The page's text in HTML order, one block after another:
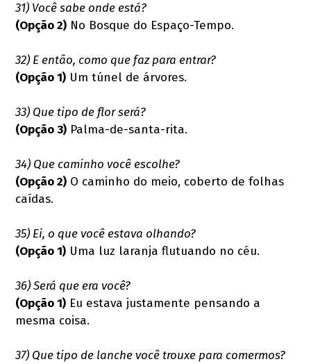
31) Você sabe onde está?
(Opção 2) No Bosque do Espaço-Tempo.
32) E então, como que faz para entrar?
(Opção 1) Um túnel de árvores.
33) Que tipo de flor será?
(Opção 3) Palma-de-santa-rita.
34) Que caminho você escolhe?
(Opção 2) O caminho do meio, coberto de folhas
caídas.
35) Ei, o que você estava olhando?
(Opção 1) Uma luz laranja flutuando no céu.
36) Será que era você?
(Opção 1) Eu estava justamente pensando a
mesma coisa.
37) Que tipo de lanche você trouxe para comermos?